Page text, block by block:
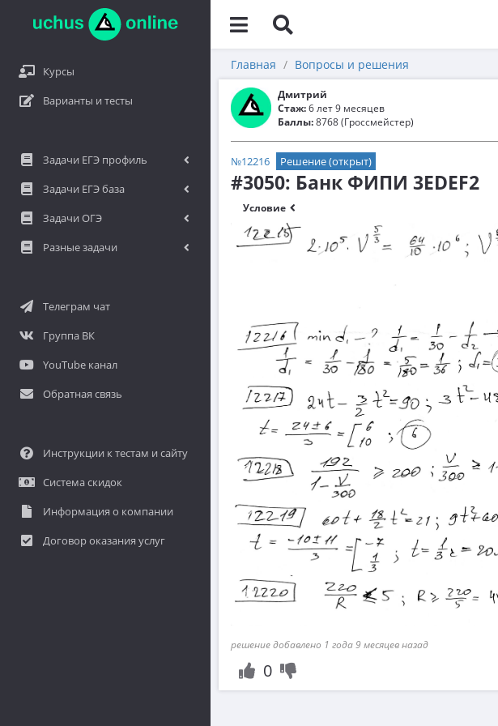
Курсы
Варианты и тесты
Задачи ЕГЭ профиль
Задачи ЕГЭ база
Задачи ОГЭ
Разные задачи
Телеграм чат
Группа ВК
YouTube канал
Обратная связь
Инструкции к тестам и сайту
Система скидок
Информация о компании
Договор оказания услуг
Главная Вопросы и решения
Дмитрий
Стаж:6 лет 9 месяцев
Баллы:8768 (Гроссмейстер)
№12216 Решение (открыт)
#3050: Банк ФИПИ 3EDEF2
Условие
решение добавлено 1 года 9 месяцев назад
0